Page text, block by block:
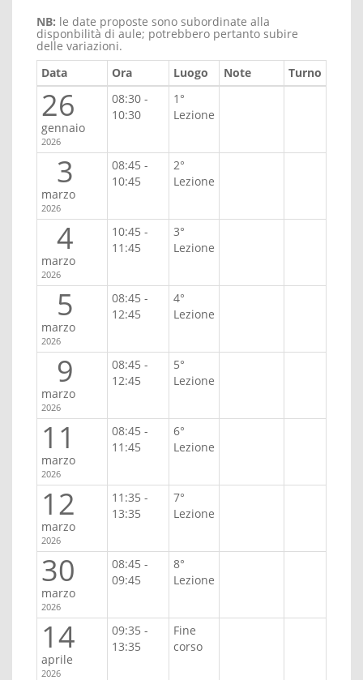
NB: le date proposte sono subordinate alla
disponbilità di aule; potrebbero pertanto subire
delle variazioni.
Data
Ora Luogo Note Turno
26
gennaio
2026
08:30 -
10:30
1°
Lezione
3
marzo
2026
08:45 -
10:45
2°
Lezione
4
marzo
2026
10:45 -
11:45
3°
Lezione
5
marzo
2026
08:45 -
12:45
4°
Lezione
9
marzo
2026
08:45 -
12:45
5°
Lezione
11
marzo
2026
08:45 -
11:45
6°
Lezione
12
marzo
2026
11:35 -
13:35
7°
Lezione
30
marzo
2026
08:45 -
09:45
8°
Lezione
14
aprile
2026
09:35 -
13:35
Fine
corso